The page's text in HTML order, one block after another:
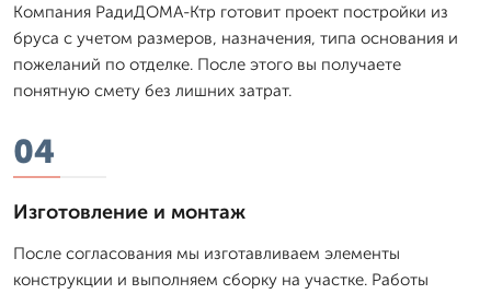
Компания РадиДОМА-Ктр готовит проект постройки из
бруса с учетом размеров, назначения, типа основания и
пожеланий по отделке. После этого вы получаете
понятную смету без лишних затрат.
04
Изготовление и монтаж
После согласования мы изготавливаем элементы
конструкции и выполняем сборку на участке. Работы